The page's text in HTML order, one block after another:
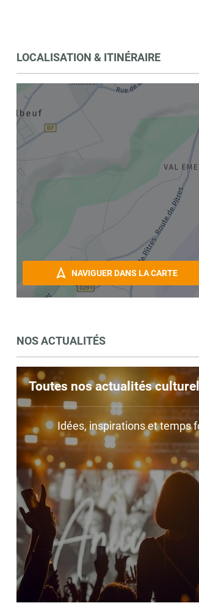
LOCALISATION & ITINÉRAIRE
NAVIGUER DANS LA CARTE
NOS ACTUALITÉS
Toutes nos actualités
Idées, inspirations et temps